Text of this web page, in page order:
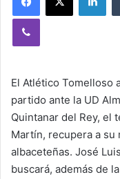
El Atlético Tomelloso
partido ante la UD
Quintanar del Rey, el
Martín, recupera a su
albaceteñas. José
buscará, además de